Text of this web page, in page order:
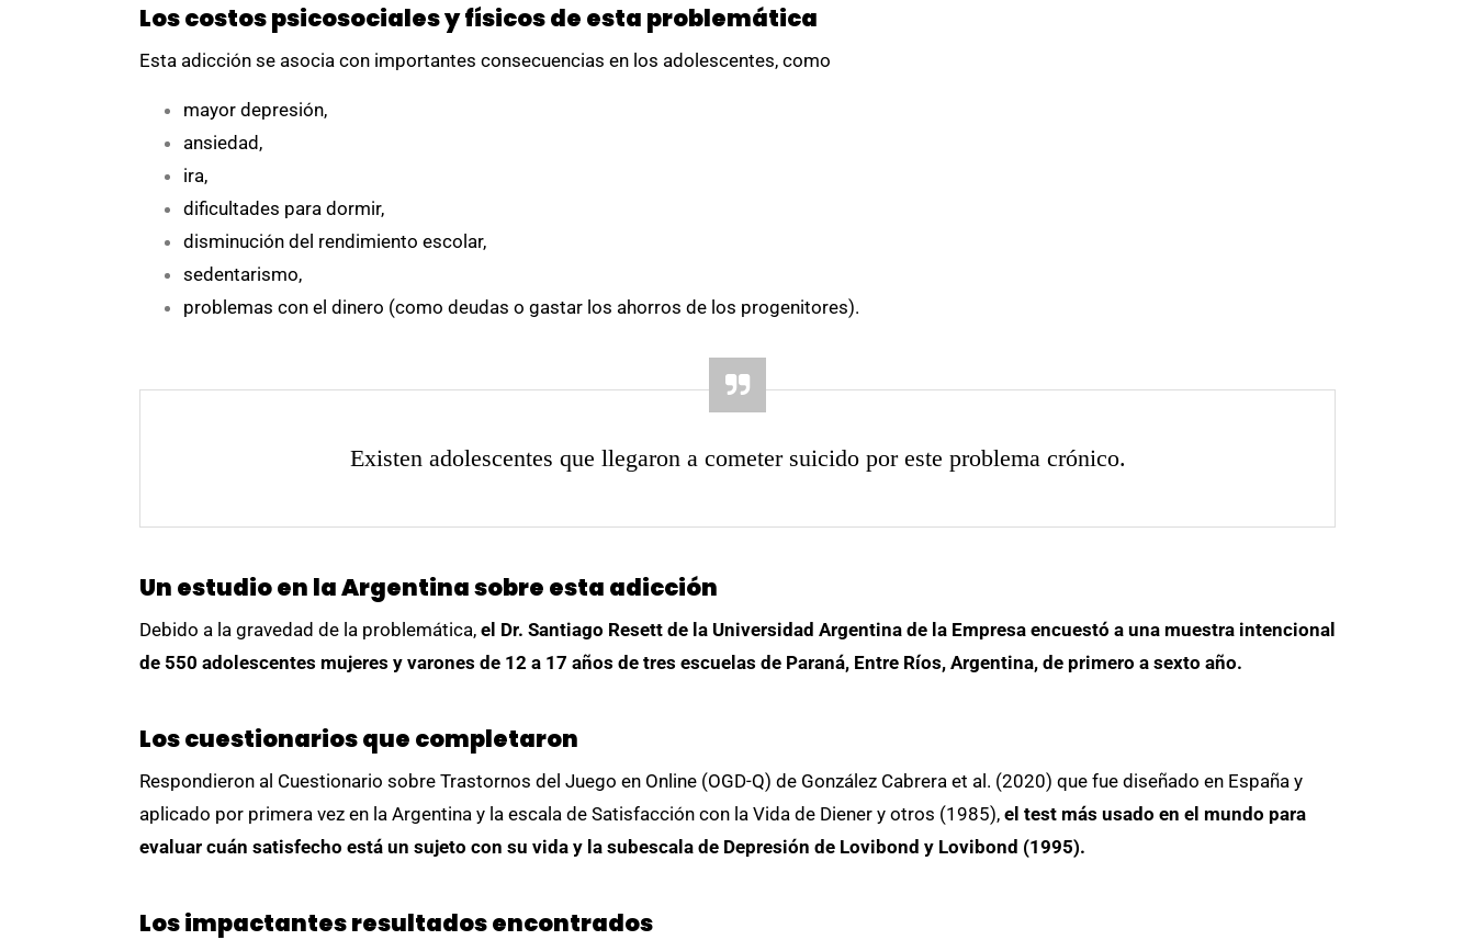
Los costos psicosociales y físicos de esta problemática
Esta adicción se asocia con importantes consecuencias en los adolescentes, como
mayor depresión,
ansiedad,
ira,
dificultades para dormir,
disminución del rendimiento escolar,
sedentarismo,
problemas con el dinero (como deudas o gastar los ahorros de los progenitores).
Existen adolescentes que llegaron a cometer suicido por este problema crónico.
Un estudio en la Argentina sobre esta adicción
Debido a la gravedad de la problemática, el Dr. Santiago Resett de la Universidad Argentina de la Empresa encuestó a una muestra intencional
de 550 adolescentes mujeres y varones de 12 a 17 años de tres escuelas de Paraná, Entre Ríos, Argentina, de primero a sexto año.
Los cuestionarios que completaron
Respondieron al Cuestionario sobre Trastornos del Juego en Online (OGD-Q) de González Cabrera et al. (2020) que fue diseñado en España y
aplicado por primera vez en la Argentina y la escala de Satisfacción con la Vida de Diener y otros (1985), el test más usado en el mundo para
evaluar cuán satisfecho está un sujeto con su vida y la subescala de Depresión de Lovibond y Lovibond (1995).
Los impactantes resultados encontrados